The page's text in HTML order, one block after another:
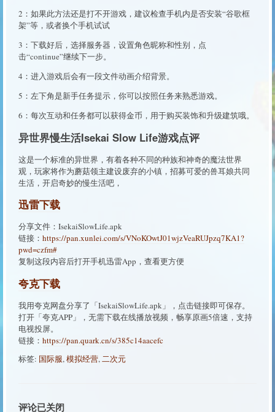
2：如果此方法还是打不开游戏，建议检查手机内是否安装“谷歌框
架”等，或者换个手机试试
3：下载好后，选择服务器，设置角色昵称和性别，点
击“continue”继续下一步。
4：进入游戏后会有一段文件动画介绍背景。
5：左下角是新手任务提示，你可以按照任务来熟悉游戏。
6：每次互动和任务都可以获得金币，用于购买装饰和升级建筑哦。
异世界慢生活Isekai Slow Life游戏点评
这是一个标准的异世界，有着各种不同的种族和神奇的魔法世界
观，玩家将作为蘑菇领主建设废弃的小镇，招募可爱的兽耳娘共同
生活，开启奇妙的慢生活吧，
迅雷下载
分享文件：IsekaiSlowLife.apk
链接： https://pan.xunlei.com/s/VNoKOwtJ01wjzVeaRUJpzq7KA1?
pwd=czfm#
复制这段内容后打开手机迅雷App，查看更方便
夸克下载
我用夸克网盘分享了「IsekaiSlowLife.apk」，点击链接即可保存。
打开「夸克APP」，无需下载在线播放视频，畅享原画5倍速，支持
电视投屏。
链接： https://pan.quark.cn/s/385c14aacefc
标签: 国际服,模拟经营,二次元
评论已关闭